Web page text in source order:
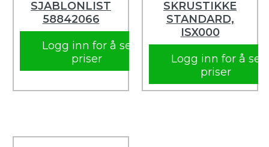
SJABLONLIST
58842066
Logg inn for å se
priser
SKRUSTIKKE
STANDARD,
ISX000
Logg inn for å se
priser